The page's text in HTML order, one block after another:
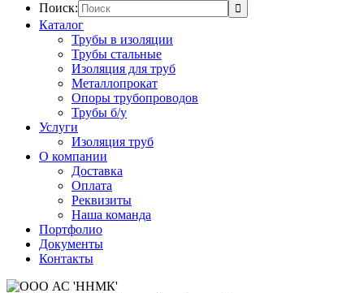
Поиск:
Каталог
Трубы в изоляции
Трубы стальные
Изоляция для труб
Металлопрокат
Опоры трубопроводов
Трубы б/у
Услуги
Изоляция труб
О компании
Доставка
Оплата
Реквизиты
Наша команда
Портфолио
Документы
Контакты